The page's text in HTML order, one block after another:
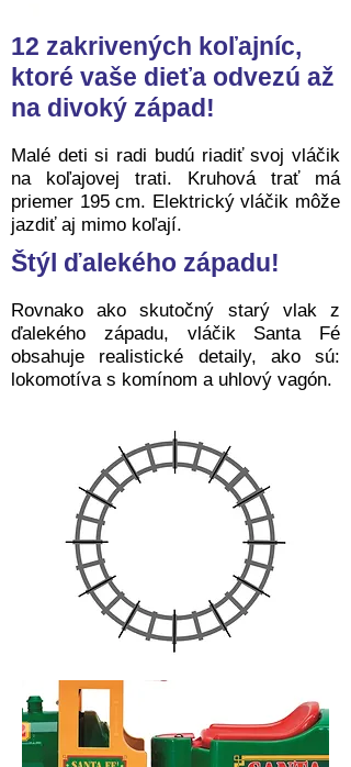
12 zakrivených koľajníc,
ktoré vaše dieťa odvezú až
na divoký západ!
Malé deti si radi budú riadiť svoj vláčik
na koľajovej trati. Kruhová trať má
priemer 195 cm. Elektrický vláčik môže
jazdiť aj mimo koľají.
Štýl ďalekého západu!
Rovnako ako skutočný starý vlak z
ďalekého západu, vláčik Santa Fé
obsahuje realistické detaily, ako sú:
lokomotíva s komínom a uhlový vagón.